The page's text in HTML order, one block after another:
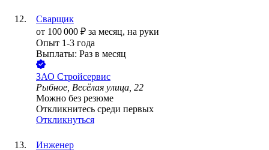
Сварщик
от 100 000 ₽ за месяц, на руки
Опыт 1-3 года
Выплаты: Раз в месяц
ЗАО Стройсервис
Рыбное, Весёлая улица, 22
Можно без резюме
Откликнитесь среди первых
Откликнуться
Инженер